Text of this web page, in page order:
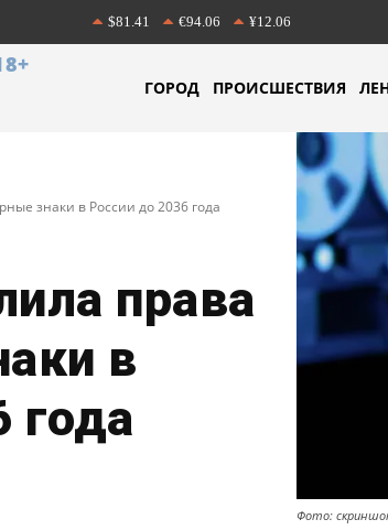
$81.41 €94.06 ¥12.06
ГОРОД ПРОИСШЕСТВИЯ
знаки в России до 2036 года
права
в
года
Фото: